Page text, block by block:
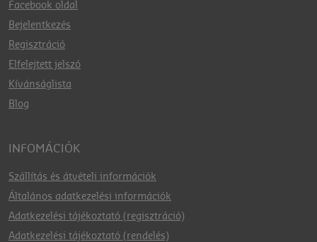
Facebook oldal
Bejelentkezés
Regisztráció
Elfelejtett jelszó
Kívánságlista
Blog
INFOMÁCIÓK
Szállítás és átvételi információk
Általános adatkezelési információk
Adatkezelési tájékoztató (regisztráció)
Adatkezelési tájékoztató (rendelés)